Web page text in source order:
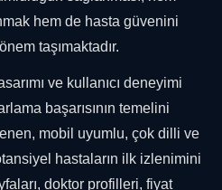
hem de hasta güvenini
taşımaktadır.
ve kullanıcı deneyimi
başarısının temelini
mobil uyumlu, çok dilli ve
hastaların ilk izlenimini
doktor profilleri, fiyat